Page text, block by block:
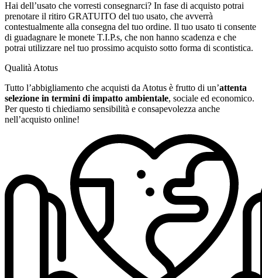
Hai dell’usato che vorresti consegnarci? In fase di acquisto potrai
prenotare il ritiro GRATUITO del tuo usato, che avverrà
contestualmente alla consegna del tuo ordine. Il tuo usato ti consente
di guadagnare le monete T.I.P.s, che non hanno scadenza e che
potrai utilizzare nel tuo prossimo acquisto sotto forma di scontistica.
Qualità Atotus
Tutto l’abbigliamento che acquisti da Atotus è frutto di un’attenta
selezione in termini di impatto ambientale, sociale ed economico.
Per questo ti chiediamo sensibilità e consapevolezza anche
nell’acquisto online!